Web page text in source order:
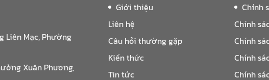
Liên Mạc, Phường
Xuân Phương,
Giới thiệu
Liên hệ
Câu hỏi thường gặp
Kiến thức
Tin tức
Chính
Chính
Chính
Chính
Chính